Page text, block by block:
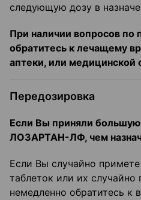
следующую дозу в
При наличии вопросов по
обратитесь к лечащему
аптеки, или медицинской
Передозировка
Если Вы приняли большую
ЛОЗАРТАН-ЛФ, чем
Если Вы случайно
таблеток или их случайно
немедленно обратитесь к